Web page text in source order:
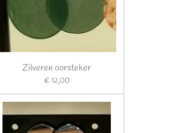
Zilveren oorsteker
€ 12,00